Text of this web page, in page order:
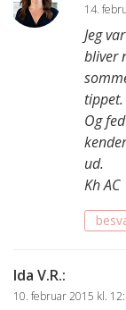
14.
Jeg
bliver
tippet.
Og
ud.
Kh AC
Ida V.R.:
10. februar 2015 kl.